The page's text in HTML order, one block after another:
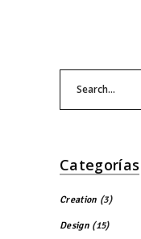
Categorías
Creation (3)
Design(15)